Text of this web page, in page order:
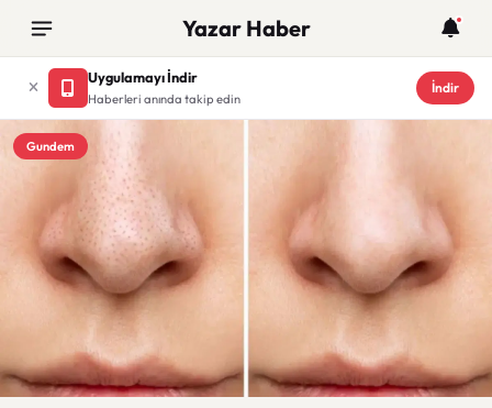
Yazar Haber
Uygulamayı İndir
Haberleri anında takip edin
İndir
Gundem